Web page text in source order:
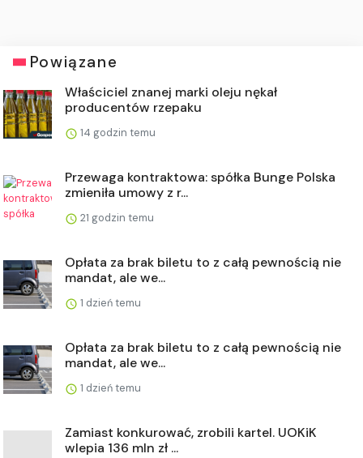
Powiązane
Właściciel znanej marki oleju nękał
producentów rzepaku
14 godzin temu
Przewaga kontraktowa: spółka Bunge Polska
zmieniła umowy z r...
21 godzin temu
Opłata za brak biletu to z całą pewnością nie
mandat, ale we...
1 dzień temu
Opłata za brak biletu to z całą pewnością nie
mandat, ale we...
1 dzień temu
Zamiast konkurować, zrobili kartel. UOKiK
wlepia 136 mln zł ...